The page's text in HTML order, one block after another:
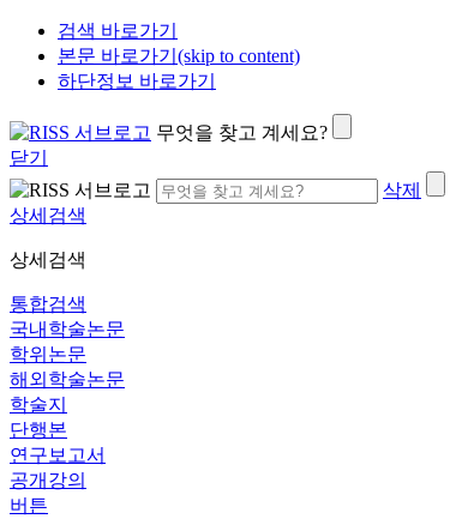
검색 바로가기
본문 바로가기(skip to content)
하단정보 바로가기
무엇을 찾고 계세요?
닫기
삭제
상세검색
상세검색
통합검색
국내학술논문
학위논문
해외학술논문
학술지
단행본
연구보고서
공개강의
버튼